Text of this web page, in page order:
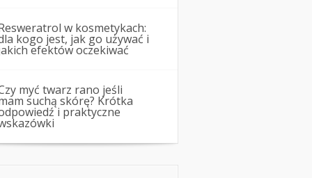
w kosmetykach:
kogo jest, jak go używać i
efektów oczekiwać
myć twarz rano jeśli
suchą skórę? Krótka
i praktyczne